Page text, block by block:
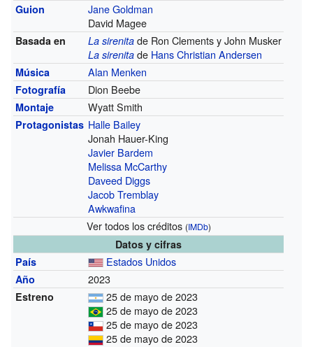
Guion
Jane Goldman
David Magee
Basada en La sirenita de Ron Clements y John Musker
La sirenita de Hans Christian Andersen
Música Alan Menken
Fotografía Dion Beebe
Montaje Wyatt Smith
Protagonistas Halle Bailey
Jonah Hauer-King
Javier Bardem
Melissa McCarthy
Daveed Diggs
Jacob Tremblay
Awkwafina
Ver todos los créditos (IMDb)
Datos y cifras
País
Estados Unidos
Año 2023
Estreno
25 de mayo de 2023
25 de mayo de 2023
25 de mayo de 2023
25 de mayo de 2023